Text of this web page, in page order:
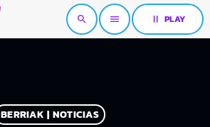
search menu pause PLAY
BERRIAK | NOTICIAS